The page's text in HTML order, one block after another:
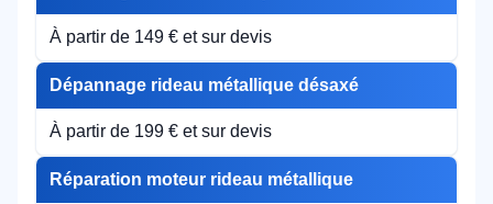
À partir de 149 € et sur devis
Dépannage rideau métallique désaxé
À partir de 199 € et sur devis
Réparation moteur rideau métallique